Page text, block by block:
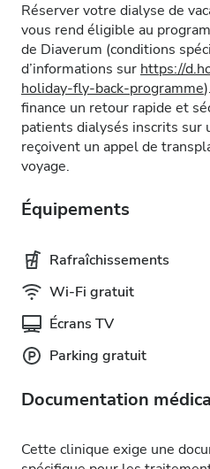
Réserver votre dialyse de
vous rend éligible au
de Diaverum (conditions
d’informations sur https://
holiday-fly-back-programme
finance un retour rapide et
patients dialysés inscrits sur
reçoivent un appel de
voyage.
Équipements
Rafraîchissements
Wi-Fi gratuit
Écrans TV
Parking gratuit
Documentation
Cette clinique exige une